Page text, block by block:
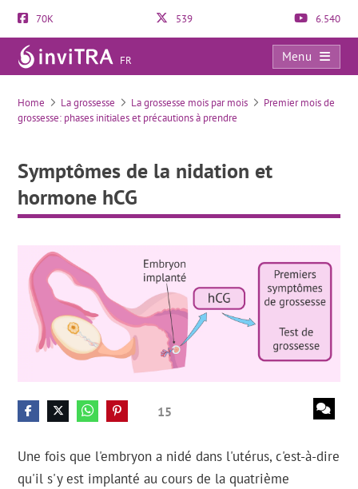
70K 539 6.540
FR
Menu
Symptômes de la nidation et hormone hCG
Home La grossesse La grossesse mois par mois
Premier mois de
grossesse: phases initiales et précautions à prendre
Symptômes de la nidation et
hormone hCG
15
Une fois que l'embryon a nidé dans l'utérus, c'est-à-dire
qu'il s'y est implanté au cours de la quatrième